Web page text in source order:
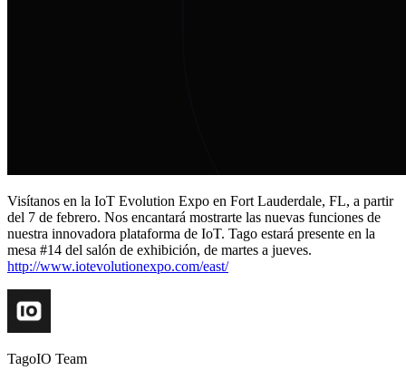
Visítanos en la IoT Evolution Expo en Fort Lauderdale, FL, a partir
del 7 de febrero. Nos encantará mostrarte las nuevas funciones de
nuestra innovadora plataforma de IoT. Tago estará presente en la
mesa #14 del salón de exhibición, de martes a jueves.
http://www.iotevolutionexpo.com/east/
TagoIO Team